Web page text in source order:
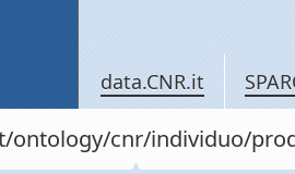
data.CNR.it
ontology/cnr/individuo/